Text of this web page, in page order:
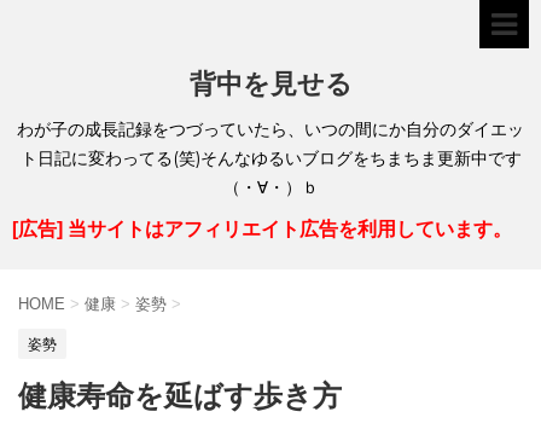
背中を見せる
わが子の成長記録をつづっていたら、いつの間にか自分のダイエッ
ト日記に変わってる(笑)そんなゆるいブログをちまちま更新中です
（・∀・）ｂ
[広告] 当サイトはアフィリエイト広告を利用しています。
HOME > 健康 > 姿勢 >
姿勢
健康寿命を延ばす歩き方